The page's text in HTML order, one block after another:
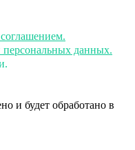
персональных данных.
и будет обработано в